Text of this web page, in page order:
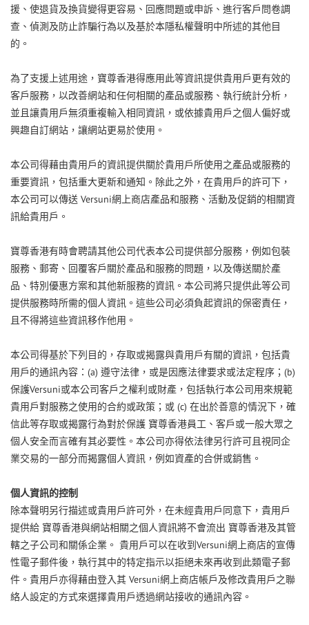
援、使退貨及換貨變得更容易、回應問題或申訴、進行客戶問卷調
查、偵測及防止詐騙行為以及基於本隱私權聲明中所述的其他目
的。
為了支援上述用途，寶尊香港得應用此等資訊提供貴用戶更有效的
客戶服務，以改善網站和任何相關的產品或服務、執行統計分析，
並且讓貴用戶無須重複輸入相同資訊，或依據貴用戶之個人偏好或
興趣自訂網站，讓網站更易於使用。
本公司得藉由貴用戶的資訊提供關於貴用戶所使用之產品或服務的
重要資訊，包括重大更新和通知。除此之外，在貴用戶的許可下，
本公司可以傳送 Versuni網上商店產品和服務、活動及促銷的相關資
訊給貴用戶。
寶尊香港有時會聘請其他公司代表本公司提供部分服務，例如包裝
服務、郵寄、回覆客戶關於產品和服務的問題，以及傳送關於產
品、特別優惠方案和其他新服務的資訊。本公司將只提供此等公司
提供服務時所需的個人資訊。這些公司必須負起資訊的保密責任，
且不得將這些資訊移作他用。
本公司得基於下列目的，存取或揭露與貴用戶有關的資訊，包括貴
用戶的通訊內容： (a) 遵守法律，或是因應法律要求或法定程序； (b)
保護Versuni或本公司客戶之權利或財產，包括執行本公司用來規範
貴用戶對服務之使用的合約或政策；或 (c) 在出於善意的情況下，確
信此等存取或揭露行為對於保護 寶尊香港員工、客戶或一般大眾之
個人安全而言確有其必要性。本公司亦得依法律另行許可且視同企
業交易的一部分而揭露個人資訊，例如資產的合併或銷售。
個人資訊的控制
除本聲明另行描述或貴用戶許可外，在未經貴用戶同意下，貴用戶
提供給 寶尊香港與網站相關之個人資訊將不會流出 寶尊香港及其管
轄之子公司和關係企業。 貴用戶可以在收到 Versuni網上商店的宣傳
性電子郵件後，執行其中的特定指示以拒絕未來再收到此類電子郵
件。貴用戶亦得藉由登入其 Versuni網上商店帳戶及修改貴用戶之聯
絡人設定的方式來選擇貴用戶透過網站接收的通訊內容。